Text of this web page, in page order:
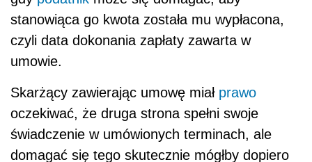
umowie terminu. Oznacza to, że Skarżący
zbywając
akcje
w w 2015 r. uzyska przychód z
tego tytułu w dacie wymagalności (z upływem
w 2016 r.). Wtedy też powstanie obowiązek
podatkowy w podatku dochodowym od osób
fizycznych.